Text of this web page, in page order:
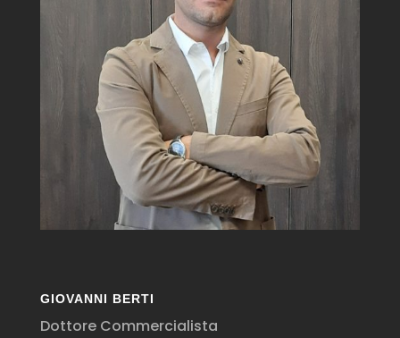
GIOVANNI BERTI
Dottore Commercialista